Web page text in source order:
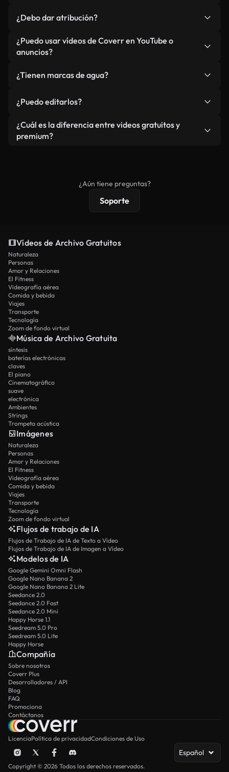
métricas como LCP.
Studio. Describe la escena, como "corales al
atardecer", y la IA la generará en segundos
conforme a nuestros estándares.
¿Debo dar atribución?
No es necesario. Todos los vídeos en nuestra
biblioteca son royalty-free, aunque siempre se
¿Puedo usar vídeos de Coverr en YouTube o
anuncios?
monetizados y anuncios, siempre que no se
independiente.
¿Tienen marcas de agua?
agua. Obtendrá metraje limpio y listo para usar en
cada descarga.
¿Puedo editarlos?
Sí. Eres libre de recortar o mezclar nuestros
vídeos. Solo asegúrese de que el producto final no
¿Cuál es la diferencia entre videos gratuitos y
premium?
protecciones de licencia extendidas.
¿Aún tiene preguntas?
Soporte
Vídeos de Archivo Gratuitos
Naturaleza
Personas
Amor y Relaciones
El Fitness
Videografía aérea
Comida y bebida
Viajes
Transporte
Tecnología
Zoom de fondo virtual
Música de Archivo Gratuita
síntesis
baterías electrónicas
claves
El piano
Cinematográfico
suave
electrónica
Ambientes
Strings
Trompeta acústica
Imágenes
Naturaleza
Personas
Amor y Relaciones
El Fitness
Videografía aérea
Comida y bebida
Viajes
Transporte
Tecnología
Zoom de fondo virtual
Flujos de trabajo de IA
Flujos de Trabajo de IA de Texto a Vídeo
Flujos de Trabajo de IA de Imagen a Vídeo
Modelos de IA
Google Gemini Omni Flash
Google Nano Banana 2
Google Nano Banana 2 Lite
Seedance 2.0
Seedance 2.0 Fast
Seedance 2.0 Mini
Happy Horse 1.1
Seedream 5.0 Pro
Seedream 5.0 Lite
Happy Horse
Compañía
Sobre nosotros
Coverr Plus
Desarrolladores / API
Blog
FAQ
Promociona
Contáctanos
LicenciaPolítica de privacidadCondiciones de Uso
Español
Copyright © 2026 Todos los derechos reservados.